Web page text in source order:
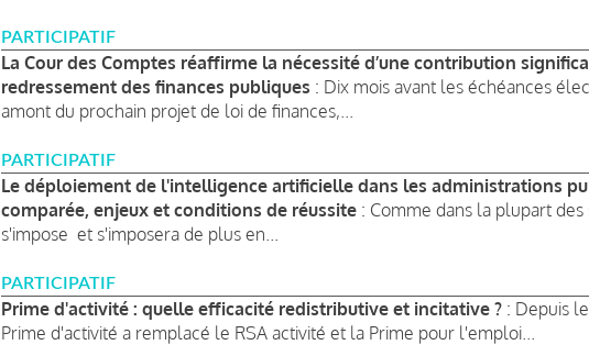
PARTICIPATIF
La Cour des Comptes réaffirme la nécessité d’une contribution
redressement des finances publiques : Dix mois avant les échéances
amont du prochain projet de loi de finances,...
PARTICIPATIF
Le déploiement de l'intelligence artificielle dans les administrations
comparée, enjeux et conditions de réussite : Comme dans la plupart
s'impose et s'imposera de plus en...
PARTICIPATIF
Prime d'activité : quelle efficacité redistributive et incitative ? : Depuis
Prime d'activité a remplacé le RSA activité et la Prime pour l'emploi...